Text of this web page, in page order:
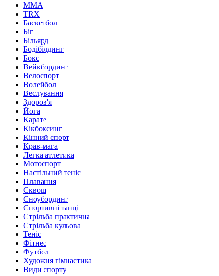
MMA
TRX
Баскетбол
Біг
Більярд
Бодібілдинг
Бокс
Вейкбординг
Велоспорт
Волейбол
Веслування
Здоров'я
Йога
Карате
Кікбоксинг
Кінний спорт
Крав-мага
Легка атлетика
Мотоспорт
Настільний теніс
Плавання
Сквош
Сноубординг
Спортивні танці
Стрільба практична
Стрільба кульова
Теніс
Фітнес
Футбол
Художня гімнастика
Види спорту